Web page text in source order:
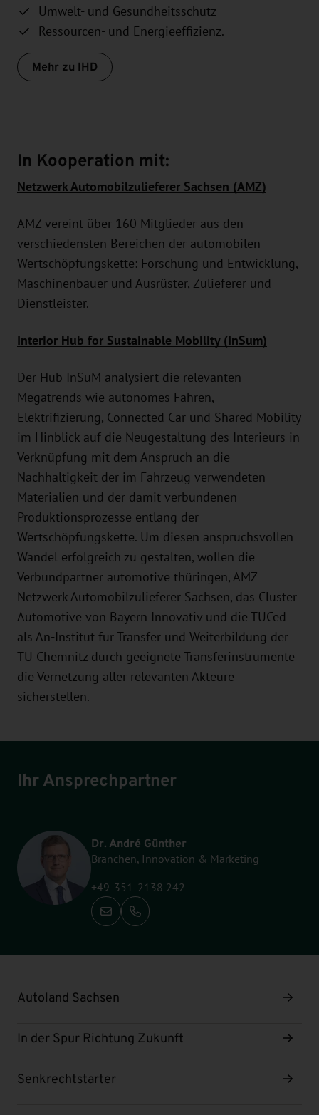
Umwelt- und Gesundheitsschutz
Ressourcen- und Energieeffizienz.
Mehr zu IHD
In Kooperation mit:
Netzwerk Automobilzulieferer Sachsen (AMZ)
AMZ vereint über 160 Mitglieder aus den
verschiedensten Bereichen der automobilen
Wertschöpfungskette: Forschung und Entwicklung,
Maschinenbauer und Ausrüster, Zulieferer und
Dienstleister.
Interior Hub for Sustainable Mobility (InSum)
Der Hub InSuM analysiert die relevanten
Megatrends wie autonomes Fahren,
Elektrifizierung, Connected Car und Shared Mobility
im Hinblick auf die Neugestaltung des Interieurs in
Verknüpfung mit dem Anspruch an die
Nachhaltigkeit der im Fahrzeug verwendeten
Materialien und der damit verbundenen
Produktionsprozesse entlang der
Wertschöpfungskette. Um diesen anspruchsvollen
Wandel erfolgreich zu gestalten, wollen die
Verbundpartner automotive thüringen, AMZ
Netzwerk Automobilzulieferer Sachsen, das Cluster
Automotive von Bayern Innovativ und die TUCed
als An-Institut für Transfer und Weiterbildung der
TU Chemnitz durch geeignete Transferinstrumente
die Vernetzung aller relevanten Akteure
sicherstellen.
Ihr Ansprechpartner
Dr. André Günther
Branchen, Innovation & Marketing
+49-351-2138 242
Anrufen: +49-351-2138 242
Autoland Sachsen
In der Spur Richtung Zukunft
Senkrechtstarter